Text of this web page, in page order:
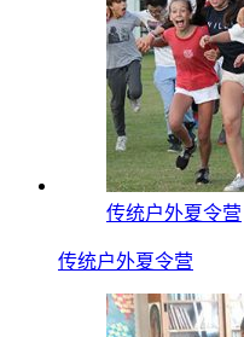
传统户外夏令营
传统户外夏令营